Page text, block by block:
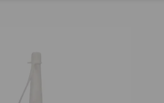
rosa
body